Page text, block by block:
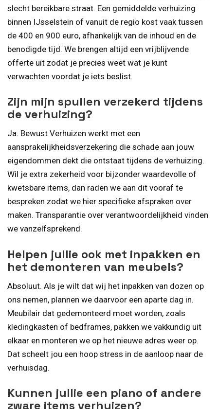
slecht bereikbare straat. Een gemiddelde verhuizing
binnen IJsselstein of vanuit de regio kost vaak tussen
de 400 en 900 euro, afhankelijk van de inhoud en de
benodigde tijd. We brengen altijd een vrijblijvende
offerte uit zodat je precies weet wat je kunt
verwachten voordat je iets beslist.
Zijn mijn spullen verzekerd tijdens
de verhuizing?
Ja. Bewust Verhuizen werkt met een
aansprakelijkheidsverzekering die schade aan jouw
eigendommen dekt die ontstaat tijdens de verhuizing.
Wil je extra zekerheid voor bijzonder waardevolle of
kwetsbare items, dan raden we aan dit vooraf te
bespreken zodat we hier specifieke afspraken over
maken. Transparantie over verantwoordelijkheid vinden
we vanzelfsprekend.
Helpen jullie ook met inpakken en
het demonteren van meubels?
Absoluut. Als je wilt dat wij het inpakken van dozen op
ons nemen, plannen we daarvoor een aparte dag in.
Meubilair dat gedemonteerd moet worden, zoals
kledingkasten of bedframes, pakken we vakkundig uit
elkaar en monteren we op het nieuwe adres weer op.
Dat scheelt jou een hoop stress in de aanloop naar de
verhuisdag.
Kunnen jullie een piano of andere
zware items verhuizen?